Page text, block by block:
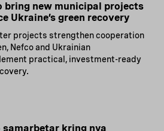
bring new municipal projects
Ukraine’s green recovery
projects strengthen cooperation
Nefco and Ukrainian
practical, investment-ready
samarbetar kring nya